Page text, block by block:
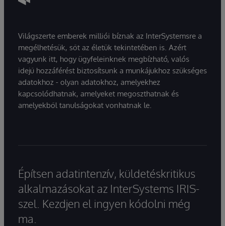
Világszerte emberek milliói bíznak az InterSystemsre a
megélhetésük, sőt az életük tekintetében is. Azért
vagyunk itt, hogy ügyfeleinknek megbízható, valós
idejű hozzáférést biztosítsunk a munkájukhoz szükséges
adatokhoz - olyan adatokhoz, amelyekhez
kapcsolódhatnak, amelyeket megoszthatnak és
amelyekből tanulságokat vonhatnak le.
Építsen adatintenzív, küldetéskritikus
alkalmazásokat az InterSystems IRIS-
szel. Kezdjen el ingyen kódolni még
ma.